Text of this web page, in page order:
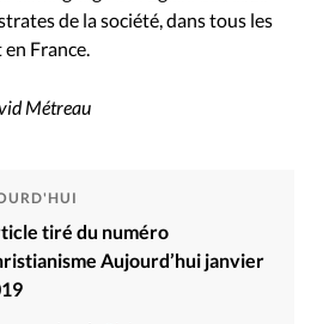
de la société, dans tous les
France.
Métreau
tiré du numéro
Aujourd’hui janvier